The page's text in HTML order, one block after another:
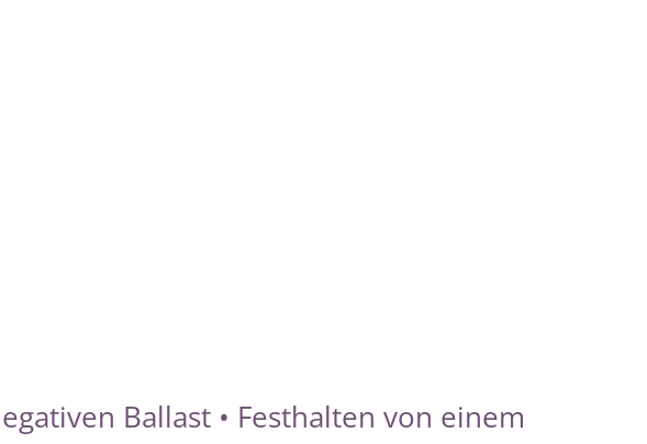
Ballast • Festhalten von einem